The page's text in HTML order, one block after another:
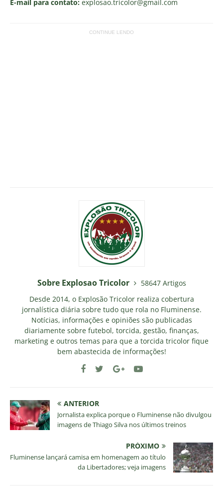
E-mail para contato: explosao.tricolor@gmail.com
CONTINUE LENDO
Sobre Explosao Tricolor
58647 Artigos
Desde 2014, o Explosão Tricolor realiza cobertura
jornalística diária sobre tudo que rola no Fluminense.
Notícias, informações e opiniões são publicadas
diariamente sobre futebol, torcida, gestão, finanças,
marketing e outros temas para que a torcida tricolor fique
bem abastecida de informações!
ANTERIOR
Jornalista explica porque o Fluminense não divulgou
imagens de Thiago Silva nos últimos treinos
PRÓXIMO
Fluminense lançará camisa em homenagem ao título
da Libertadores; veja imagens